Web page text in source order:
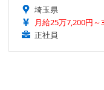
埼玉県
月給25万7,200円～
正社員